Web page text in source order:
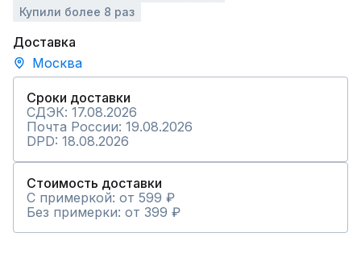
Купили более 8 раз
Доставка
Москва
Сроки доставки
СДЭК: 17.08.2026
Почта России: 19.08.2026
DPD: 18.08.2026
Стоимость доставки
С примеркой: от 599 ₽
Без примерки: от 399 ₽